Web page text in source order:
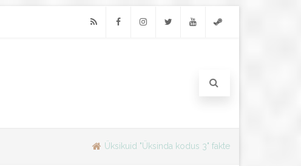
Üksikuid "Üksinda kodus 3" fakte